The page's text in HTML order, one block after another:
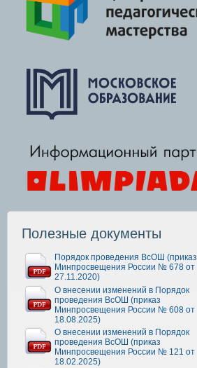
Полезные документы
Порядок проведения ВсОШ (приказ
Минпросвещения России № 678 от
27.11.2020)
О внесении изменений в Порядок
проведения ВсОШ (приказ
Минпросвещения России № 608 от
18.08.2025)
О внесении изменений в Порядок
проведения ВсОШ (приказ
Минпросвещения России № 121 от
18.02.2025)